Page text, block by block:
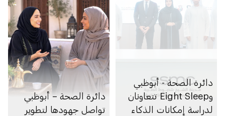
دائرة الصحة - أبوظبي
وEight Sleep تتعاونان
لدراسة إمكانات الذكاء
دائرة الصحة – أبوظبي
تواصل جهودها لتطوير